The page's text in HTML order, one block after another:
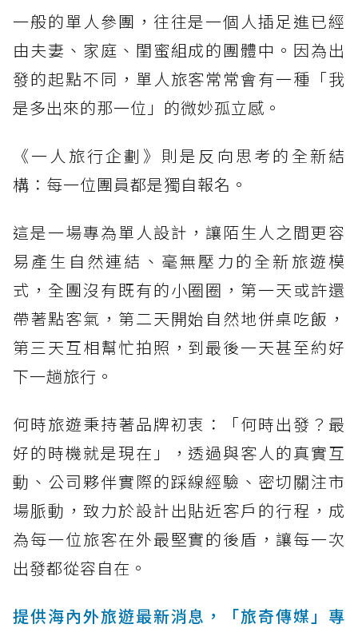
一般的單人參團，往往是一個人插足進已經
由夫妻、家庭、閨蜜組成的團體中。因為出
發的起點不同，單人旅客常常會有一種「我
是多出來的那一位」的微妙孤立感。
《一人旅行企劃》則是反向思考的全新結
構：每一位團員都是獨自報名。
這是一場專為單人設計，讓陌生人之間更容
易產生自然連結、毫無壓力的全新旅遊模
式，全團沒有既有的小圈圈，第一天或許還
帶著點客氣，第二天開始自然地併桌吃飯，
第三天互相幫忙拍照，到最後一天甚至約好
下一趟旅行。
何時旅遊秉持著品牌初衷：「何時出發？最
好的時機就是現在」，透過與客人的真實互
動、公司夥伴實際的踩線經驗、密切關注市
場脈動，致力於設計出貼近客戶的行程，成
為每一位旅客在外最堅實的後盾，讓每一次
出發都從容自在。
提供海內外旅遊最新消息，「旅奇傳媒」專